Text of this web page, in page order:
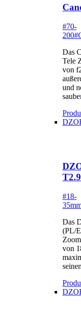
#70-
200
Das
Tele
von
und
T2.9
#18-
Das
(PL/
von